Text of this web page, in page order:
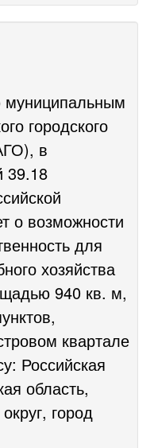
муниципальным
городского
в
39.18
о возможности
для
хозяйства
940 кв. м,
квартале
Российская
область,
город